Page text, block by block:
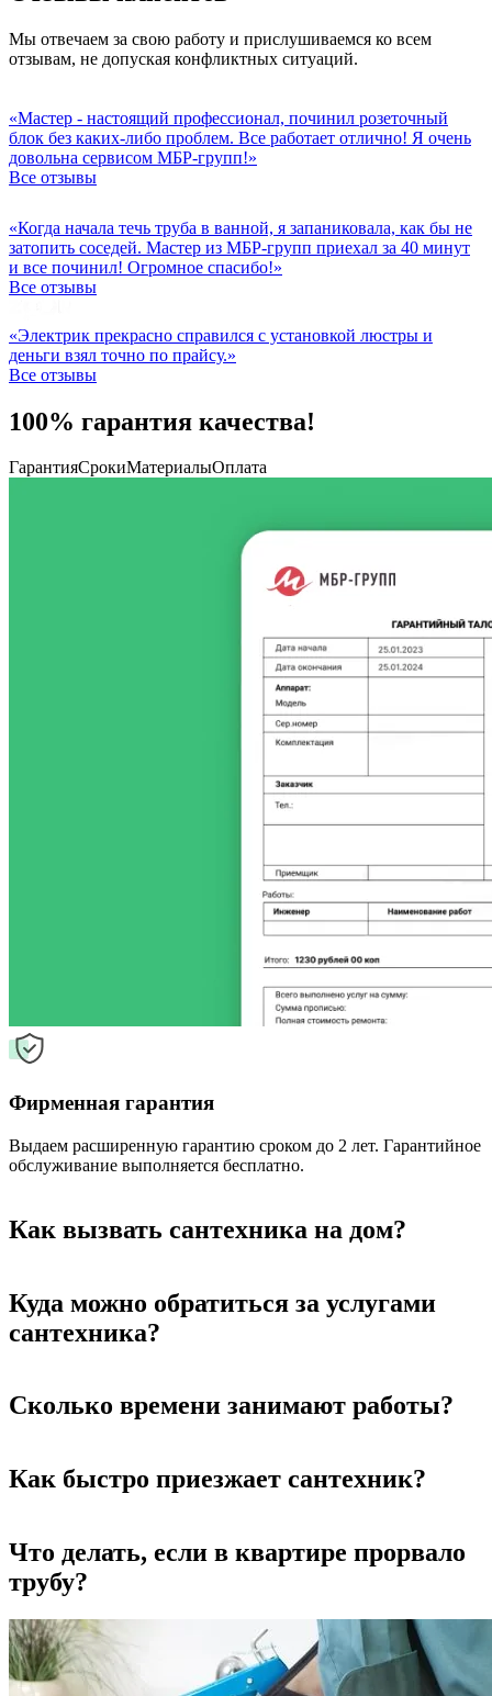
Мы отвечаем за свою работу и прислушиваемся ко всем
отзывам, не допуская конфликтных ситуаций.
«Мастер - настоящий профессионал, починил розеточный
блок без каких-либо проблем. Все работает отлично! Я очень
довольна сервисом МБР-групп!»
Все отзывы
«Когда начала течь труба в ванной, я запаниковала, как бы не
затопить соседей. Мастер из МБР-групп приехал за 40 минут
и все починил! Огромное спасибо!»
Все отзывы
«Электрик прекрасно справился с установкой люстры и
деньги взял точно по прайсу.»
Все отзывы
100% гарантия качества!
ГарантияСрокиМатериалыОплата
Фирменная гарантия
Выдаем расширенную гарантию сроком до 2 лет. Гарантийное
обслуживание выполняется бесплатно.
Как вызвать сантехника на дом?
Куда можно обратиться за услугами
сантехника?
Сколько времени занимают работы?
Как быстро приезжает сантехник?
Что делать, если в квартире прорвало
трубу?